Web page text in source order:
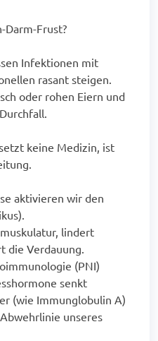
Darm-Frust?
Infektionen mit
rasant steigen.
oder rohen Eiern und
keine Medizin, ist
aktivieren wir den
lindert
die Verdauung.
(PNI)
senkt
(wie Immunglobulin A)
unseres